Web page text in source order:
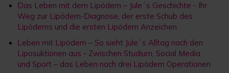
Das Leben mit dem Lipödem – Jule´s Geschichte - Ihr
Weg zur Lipödem-Diagnose, der erste Schub des
Lipödems und die ersten Lipödem Anzeichen
Leben mit Lipödem – So sieht Jule´s Alltag nach den
Liposuktionen aus - Zwischen Studium, Social Media
und Sport – das Leben nach drei Lipödem Operationen